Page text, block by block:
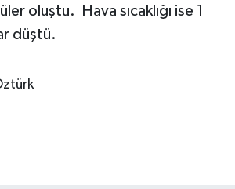
oluştu. Hava sıcaklığı ise 1
düştü.